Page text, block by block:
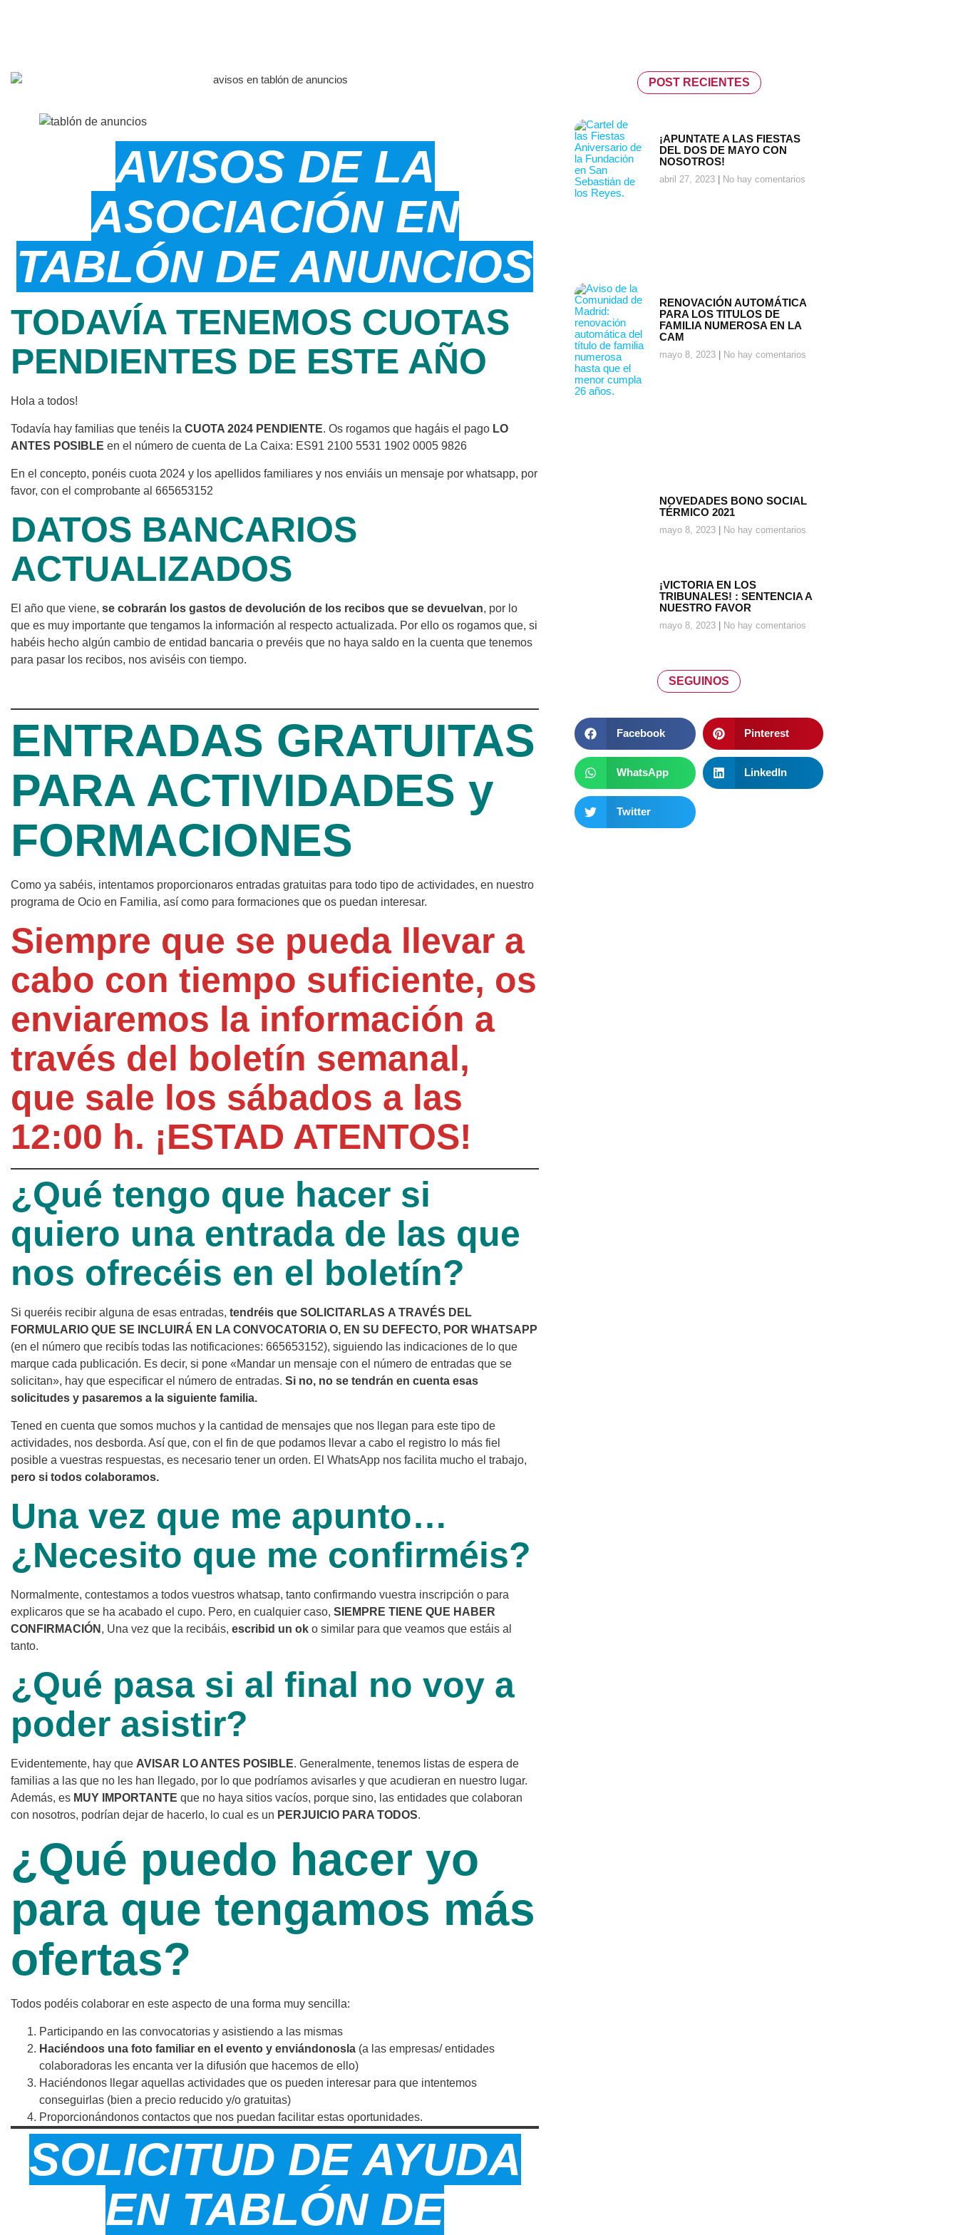
AVISOS DE LA
ASOCIACIÓN EN
TABLÓN DE ANUNCIOS
TODAVÍA TENEMOS CUOTAS
PENDIENTES DE ESTE AÑO
Hola a todos!
Todavía hay familias que tenéis la CUOTA 2024 PENDIENTE. Os rogamos que hagáis el pago LO
ANTES POSIBLE en el número de cuenta de La Caixa: ES91 2100 5531 1902 0005 9826
En el concepto, ponéis cuota 2024 y los apellidos familiares y nos enviáis un mensaje por whatsapp, por
favor, con el comprobante al 665653152
DATOS BANCARIOS
ACTUALIZADOS
El año que viene, se cobrarán los gastos de devolución de los recibos que se devuelvan, por lo
que es muy importante que tengamos la información al respecto actualizada. Por ello os rogamos que, si
habéis hecho algún cambio de entidad bancaria o prevéis que no haya saldo en la cuenta que tenemos
para pasar los recibos, nos aviséis con tiempo.
ENTRADAS GRATUITAS
PARA ACTIVIDADES y
FORMACIONES
Como ya sabéis, intentamos proporcionaros entradas gratuitas para todo tipo de actividades, en nuestro
programa de Ocio en Familia, así como para formaciones que os puedan interesar.
Siempre que se pueda llevar a
cabo con tiempo suficiente, os
enviaremos la información a
través del boletín semanal,
que sale los sábados a las
12:00 h. ¡ESTAD ATENTOS!
¿Qué tengo que hacer si
quiero una entrada de las que
nos ofrecéis en el boletín?
Si queréis recibir alguna de esas entradas, tendréis que SOLICITARLAS A TRAVÉS DEL
FORMULARIO QUE SE INCLUIRÁ EN LA CONVOCATORIA O, EN SU DEFECTO, POR WHATSAPP
(en el número que recibís todas las notificaciones: 665653152), siguiendo las indicaciones de lo que
marque cada publicación. Es decir, si pone «Mandar un mensaje con el número de entradas que se
solicitan», hay que especificar el número de entradas. Si no, no se tendrán en cuenta esas
solicitudes y pasaremos a la siguiente familia.
Tened en cuenta que somos muchos y la cantidad de mensajes que nos llegan para este tipo de
actividades, nos desborda. Así que, con el fin de que podamos llevar a cabo el registro lo más fiel
posible a vuestras respuestas, es necesario tener un orden. El WhatsApp nos facilita mucho el trabajo,
pero si todos colaboramos.
Una vez que me apunto…
¿Necesito que me confirméis?
Normalmente, contestamos a todos vuestros whatsap, tanto confirmando vuestra inscripción o para
explicaros que se ha acabado el cupo. Pero, en cualquier caso, SIEMPRE TIENE QUE HABER
CONFIRMACIÓN , Una vez que la recibáis, escribid un ok o similar para que veamos que estáis al
tanto.
¿Qué pasa si al final no voy a
poder asistir?
Evidentemente, hay que AVISAR LO ANTES POSIBLE. Generalmente, tenemos listas de espera de
familias a las que no les han llegado, por lo que podríamos avisarles y que acudieran en nuestro lugar.
Además, es MUY IMPORTANTE que no haya sitios vacíos, porque sino, las entidades que colaboran
con nosotros, podrían dejar de hacerlo, lo cual es un PERJUICIO PARA TODOS.
¿Qué puedo hacer yo
para que tengamos más
ofertas?
Todos podéis colaborar en este aspecto de una forma muy sencilla:
Participando en las convocatorias y asistiendo a las mismas
Haciéndoos una foto familiar en el evento y enviándonosla (a las empresas/ entidades
colaboradoras les encanta ver la difusión que hacemos de ello)
Haciéndonos llegar aquellas actividades que os pueden interesar para que intentemos
conseguirlas (bien a precio reducido y/o gratuitas)
Proporcionándonos contactos que nos puedan facilitar estas oportunidades.
SOLICITUD DE AYUDA
EN TABLÓN DE
POST RECIENTES
¡APUNTATE A LAS FIESTAS
DEL DOS DE MAYO CON
NOSOTROS!
abril 27, 2023 No hay comentarios
RENOVACIÓN AUTOMÁTICA
PARA LOS TITULOS DE
FAMILIA NUMEROSA EN LA
CAM
mayo 8, 2023 No hay comentarios
NOVEDADES BONO SOCIAL
TÉRMICO 2021
mayo 8, 2023 No hay comentarios
¡VICTORIA EN LOS
TRIBUNALES! : SENTENCIA A
NUESTRO FAVOR
mayo 8, 2023 No hay comentarios
SEGUINOS
Facebook Pinterest
WhatsApp LinkedIn
Twitter